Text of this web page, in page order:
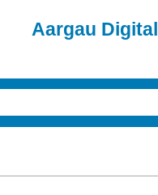
Aargau Digital